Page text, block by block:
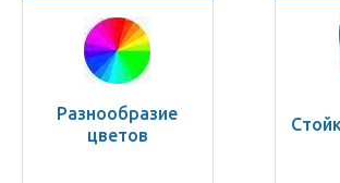
Разнообразие
цветов